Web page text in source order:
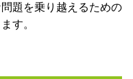
題を乗り越えるための
す。